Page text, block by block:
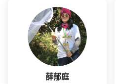
薛郁庭